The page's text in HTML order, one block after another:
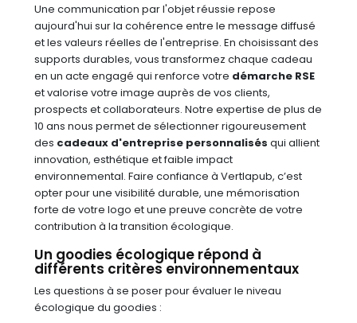
Une communication par l'objet réussie repose
aujourd'hui sur la cohérence entre le message diffusé
et les valeurs réelles de l'entreprise. En choisissant des
supports durables, vous transformez chaque cadeau
en un acte engagé qui renforce votre démarche RSE
et valorise votre image auprès de vos clients,
prospects et collaborateurs. Notre expertise de plus de
10 ans nous permet de sélectionner rigoureusement
des cadeaux d'entreprise personnalisés qui allient
innovation, esthétique et faible impact
environnemental. Faire confiance à Vertlapub, c’est
opter pour une visibilité durable, une mémorisation
forte de votre logo et une preuve concrète de votre
contribution à la transition écologique.
Un goodies écologique répond à
différents critères environnementaux
Les questions à se poser pour évaluer le niveau
écologique du goodies :